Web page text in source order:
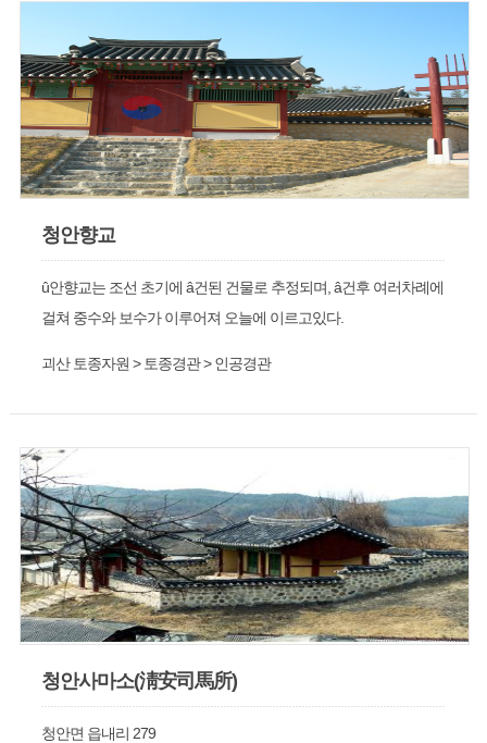
청안향교
û안향교는 조선 초기에 â건된 건물로 추정되며, â건후 여러차례에
걸쳐 중수와 보수가 이루어져 오늘에 이르고있다.
괴산 토종자원 > 토종경관 > 인공경관
청안사마소(淸安司馬所)
청안면 읍내리 279